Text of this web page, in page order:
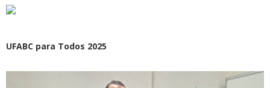
UFABC para Todos 2025